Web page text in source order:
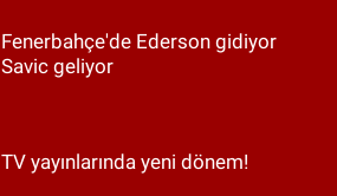
Fenerbahçe'de Ederson gidiyor
Savic geliyor
TV yayınlarında yeni dönem!